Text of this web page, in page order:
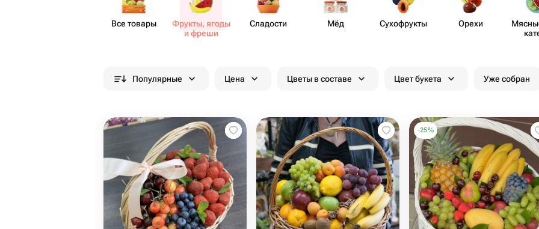
Все товары
Фрукты, ягоды
и фреши
Сладости Мёд Сухо​фрукты Орехи
Популярные Цена Цветы в составе Цвет букета Уже собран
-25%